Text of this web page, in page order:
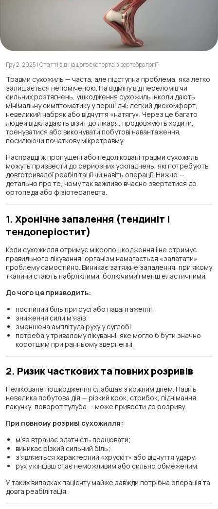
Гру 2, 2025 | Статті від нашого експерта з вертебрології
Травми сухожиль — часта, але підступна проблема, яка легко
залишається непоміченою. На відміну від переломів чи
сильних розтягнень, ушкодження сухожиль інколи дають
мінімальну симптоматику у перші дні: легкий дискомфорт,
невеликий набряк або відчуття «натягу». Через це багато
людей відкладають візит до лікаря, продовжують ходити,
тренуватися або виконувати побутові навантаження,
посилюючи початкову мікротравму.
Насправді ж пропущені або недоліковані травми сухожиль
можуть призвести до серйозних ускладнень, які потребують
довготривалої реабілітації чи навіть операції. Нижче —
детально про те, чому так важливо вчасно звертатися до
ортопеда або фізіотерапевта.
1. Хронічне запалення (тендиніт і
тендоперіостит)
Коли сухожилля отримує мікропошкодження і не отримує
правильного лікування, організм намагається «залатати»
проблему самостійно. Виникає затяжне запалення, при якому
тканини стають набряклими, болючими і менш еластичними.
До чого це призводить:
постійний біль при русі або навантаженні;
зниження сили м’язів;
зменшена амплітуда руху у суглобі;
потреба у тривалому лікуванні, яке могло б бути значно
коротшим при ранньому зверненні.
2. Ризик часткових та повних розривів
Неліковане пошкодження слабшає з кожним днем. Навіть
невелика побутова дія — різкий крок, стрибок, піднімання
пакунку, поворот тулуба — може привести до розриву.
При повному розриві сухожилля:
м’яз втрачає здатність працювати;
виникає різкий сильний біль;
з’являється характерний «хрускіт» або відчуття удару;
рух у кінцівці стає неможливим або сильно обмеженим.
У таких випадках пацієнту майже завжди потрібна операція та
довга реабілітація.